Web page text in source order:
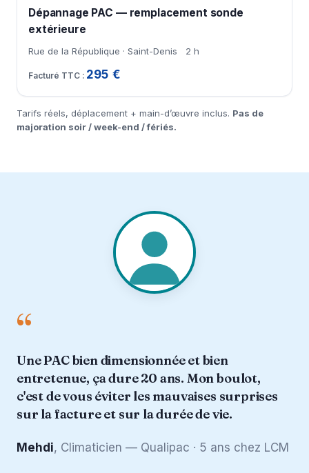
Dépannage PAC — remplacement sonde
extérieure
Rue de la République · Saint-Denis 2 h
295 €
Tarifs réels, déplacement + main-d’œuvre inclus. Pas de
majoration soir / week-end / fériés.
“
Une PAC bien dimensionnée et bien
entretenue, ça dure 20 ans. Mon boulot,
c'est de vous éviter les mauvaises surprises
sur la facture et sur la durée de vie.
Mehdi, Climaticien — Qualipac · 5 ans chez LCM